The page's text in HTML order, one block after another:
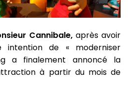
Cannibale, après avoir
intention de « moderniser
a finalement annoncé la
à partir du mois de